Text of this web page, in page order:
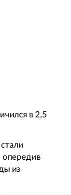
в 2,5
опередив
из